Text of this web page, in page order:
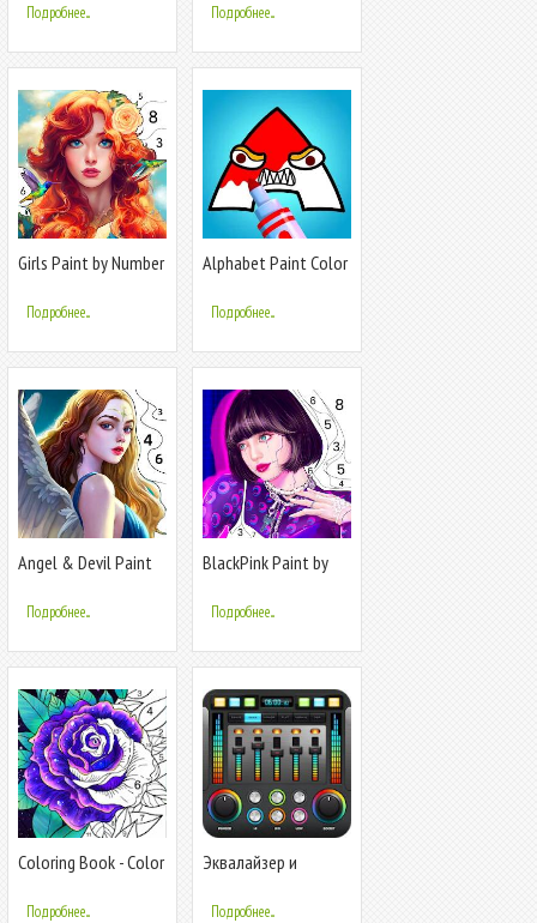
Подробнее... Подробнее...
Girls Paint by Number
Подробнее...
Alphabet Paint Color
Подробнее...
Angel & Devil Paint
Подробнее...
BlackPink Paint by
Подробнее...
Coloring Book - Color
Number
Подробнее...
Эквалайзер и
Подробнее...